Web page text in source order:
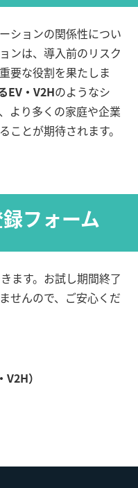
ションの関係性につい
ンは、導入前のリスク
要な役割を果たしま
EV・V2Hのようなシ
より多くの家庭や企業
ことが期待されます。
フォーム
ます。お試し期間終了
せんので、ご安心くだ
）